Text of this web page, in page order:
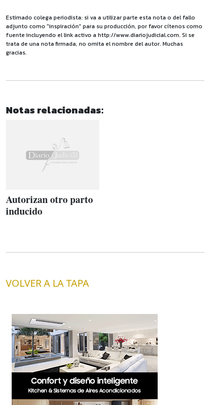
Estimado colega periodista: si va a utilizar parte esta nota o del fallo
adjunto como "inspiración" para su producción, por favor cítenos como
fuente incluyendo el link activo a http://www.diariojudicial.com. Si se
trata de una nota firmada, no omita el nombre del autor. Muchas
gracias.
Notas relacionadas:
Autorizan otro parto
inducido
VOLVER A LA TAPA